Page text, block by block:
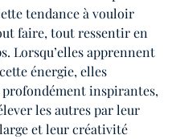
tendance à vouloir
faire, tout ressentir en
Lorsqu’elles apprennent
énergie, elles
inspirantes,
les autres par leur
et leur créativité